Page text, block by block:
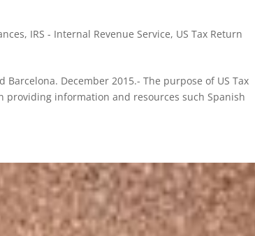
, IRS - Internal Revenue Service, US Tax Return
December 2015.- The purpose of US Tax
providing information and resources such Spanish